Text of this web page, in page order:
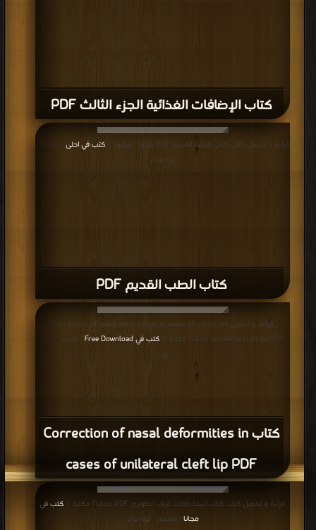
كتاب الإضافات الغذائية الجزء الثالث PDF
كتاب الطب القديم PDF
قراءة و تحميل كتاب كتاب الطب القديم PDF مجانا | مكتبة > كتب في احلى
| التحميل :
مرة/مرات
كتاب Correction of nasal deformities in
cases of unilateral cleft lip PDF
قراءة و تحميل كتاب كتاب Correction of nasal deformities in cases of
unilateral cleft lip PDF مجانا | مكتبة >
كتب في Free Download
| التحميل : مرة/
مرات
قراءة و تحميل كتاب كتاب استخدامات غرف الطوارئ PDF مجانا | مكتبة >
مجانا| التحميل : مرة/مرات